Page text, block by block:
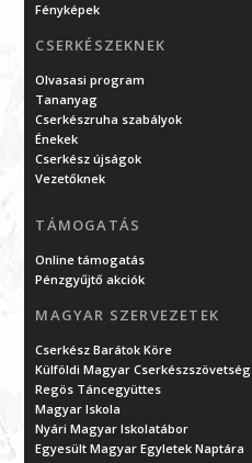
Fényképek
CSERKÉSZEKNEK
Olvasasi program
Tananyag
Cserkészruha szabályok
Énekek
Cserkész újságok
Vezetőknek
TÁMOGATÁS
Online támogatás
Pénzgyűjtő akciók
MAGYAR SZERVEZETEK
Cserkész Barátok Köre
Külföldi Magyar Cserkészszövetség
Regös Táncegyüttes
Magyar Iskola
Nyári Magyar Iskolatábor
Egyesült Magyar Egyletek Naptára